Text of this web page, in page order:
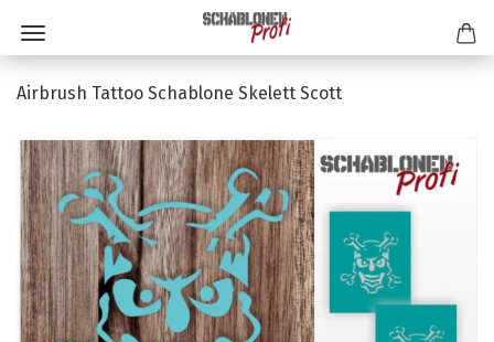
Airbrush Tattoo Schablone Skelett Scott